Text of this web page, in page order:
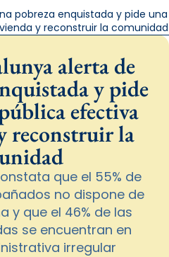
pobreza enquistada y pide una
y reconstruir la comunidad
alerta de
y pide
efectiva
reconstruir la
que el 55% de
no dispone de
y que el 46% de las
se encuentran en
irregular